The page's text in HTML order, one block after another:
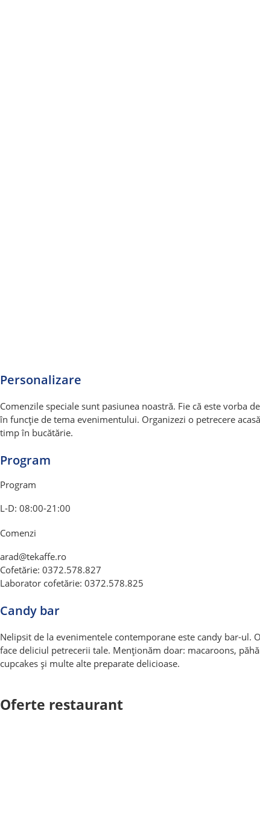
Personalizare
Comenzile speciale sunt pasiunea noastră. Fie că este
în funcție de tema evenimentului. Organizezi o petrecere
timp în bucătărie.
Program
Program
L-D: 08:00-21:00
Comenzi
arad@tekaffe.ro
Cofetărie: 0372.578.827
Laborator cofetărie: 0372.578.825
Candy bar
Nelipsit de la evenimentele contemporane este candy bar-ul.
face deliciul petrecerii tale. Menționăm doar: macaroons,
cupcakes și multe alte preparate delicioase.
Oferte restaurant